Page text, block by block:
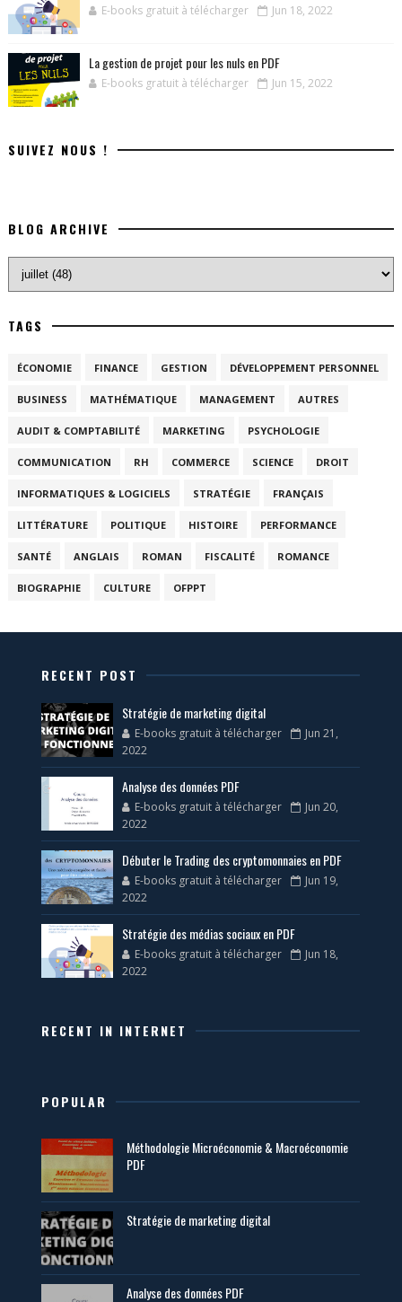
E-books gratuit à télécharger Jun 18, 2022
La gestion de projet pour les nuls en PDF
E-books gratuit à télécharger Jun 15, 2022
SUIVEZ NOUS !
BLOG ARCHIVE
TAGS
ÉCONOMIE FINANCE GESTION DÉVELOPPEMENT PERSONNEL
BUSINESS MATHÉMATIQUE MANAGEMENT AUTRES
AUDIT & COMPTABILITÉ MARKETING PSYCHOLOGIE
COMMUNICATION RH COMMERCE SCIENCE DROIT
INFORMATIQUES & LOGICIELS STRATÉGIE FRANÇAIS
LITTÉRATURE POLITIQUE HISTOIRE PERFORMANCE
SANTÉ ANGLAIS ROMAN FISCALITÉ ROMANCE
BIOGRAPHIE CULTURE OFPPT
RECENT POST
Stratégie de marketing digital
E-books gratuit à télécharger
Jun 21,
2022
Analyse des données PDF
E-books gratuit à télécharger
Jun 20,
2022
Débuter le Trading des cryptomonnaies en PDF
E-books gratuit à télécharger
Jun 19,
2022
Stratégie des médias sociaux en PDF
E-books gratuit à télécharger
Jun 18,
2022
RECENT IN INTERNET
POPULAR
Méthodologie Microéconomie & Macroéconomie
PDF
Stratégie de marketing digital
Analyse des données PDF